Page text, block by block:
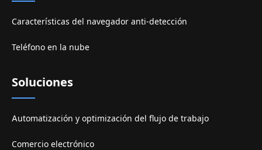
Características del navegador anti-detección
Teléfono en la nube
Soluciones
Automatización y optimización del flujo de trabajo
Comercio electrónico